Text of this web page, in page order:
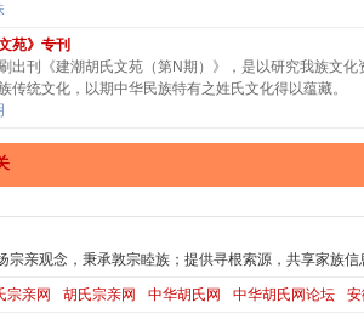
苑》专刊
出刊《建潮胡氏文苑（第N期）》，是以研究我族文
传统文化，以期中华民族特有之姓氏文化得以蕴藏。
宗亲观念，秉承敦宗睦族；提供寻根索源，共享家族信
宗亲网 胡氏宗亲网 中华胡氏网 中华胡氏网论坛